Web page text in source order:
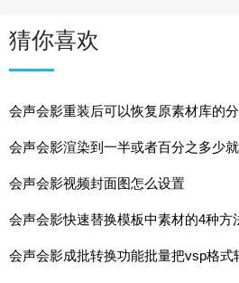
猜你喜欢
会声会影重装后可以恢复原素材库的
会声会影渲染到一半或者百分之多少
会声会影视频封面图怎么设置
会声会影快速替换模板中素材的4种方
会声会影成批转换功能批量把vsp格式